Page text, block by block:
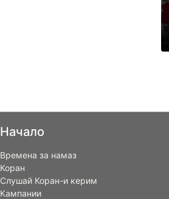
Начало
Времена за намаз
Коран
Слушай Коран-и керим
Кампании